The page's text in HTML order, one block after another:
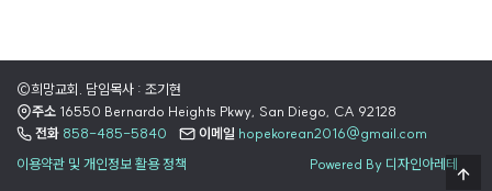
©희망교회. 담임목사 : 조기현
주소 16550 Bernardo Heights Pkwy, San Diego, CA 92128
전화 858-485-5840 이메일 hopekorean2016@gmail.com
이용약관 및 개인정보 활용 정책
Powered By 디자인아레테